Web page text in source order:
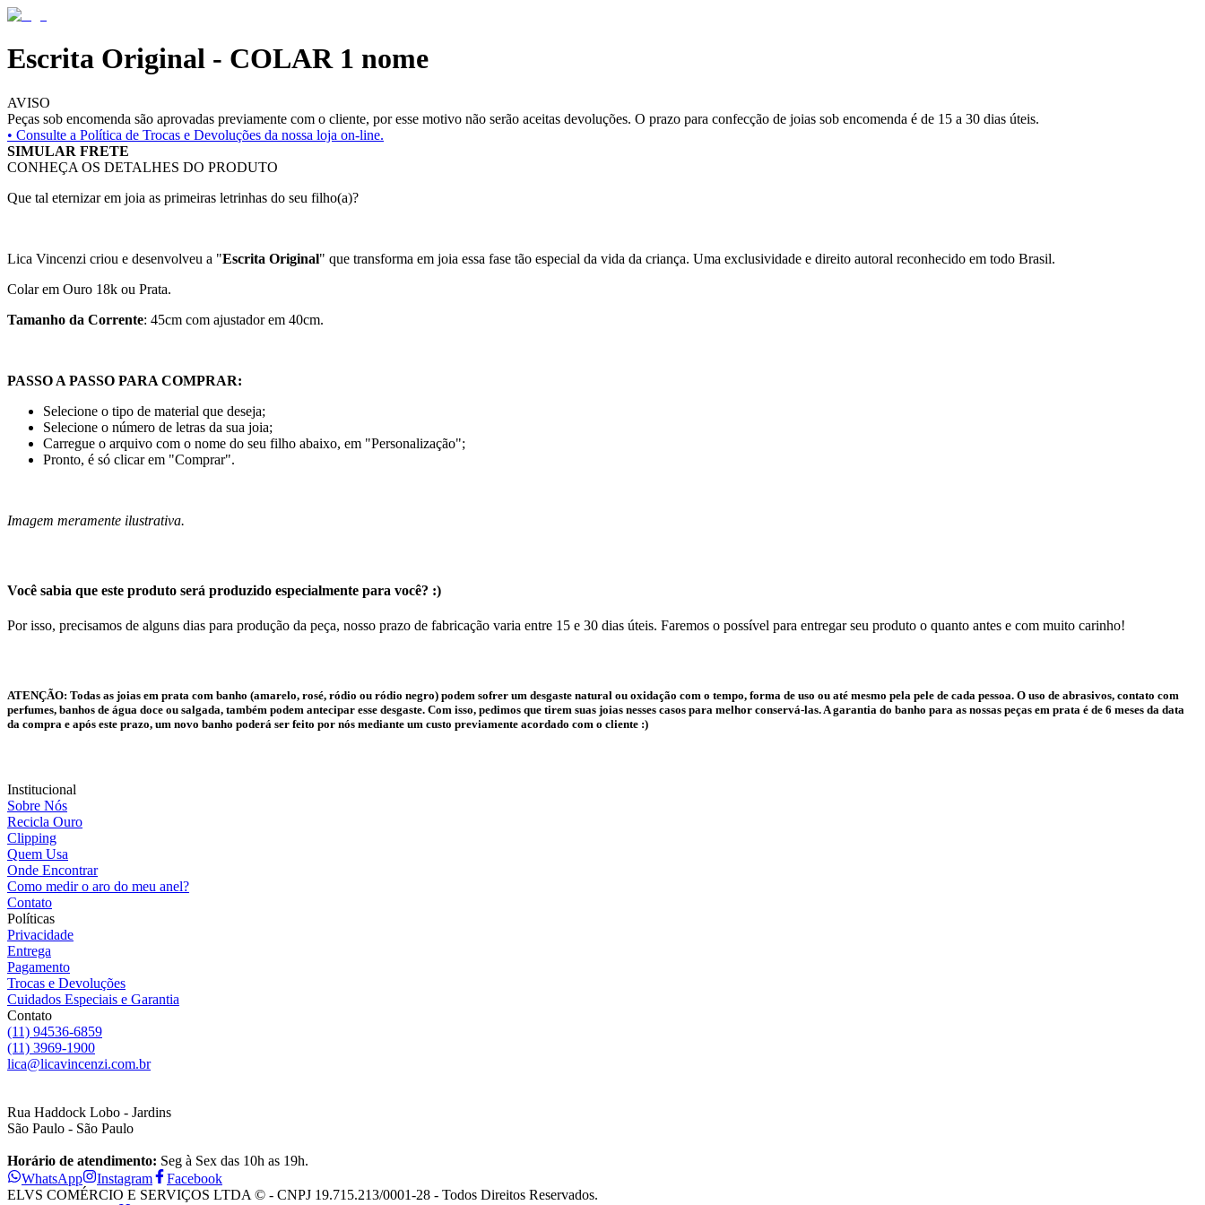
Escrita Original - COLAR 1 nome
AVISO
Peças sob encomenda são aprovadas previamente com o cliente, por esse motivo não serão aceitas devoluções. O prazo para confecção de joias sob encomenda é de 15 a 30 dias úteis.
• Consulte a Política de Trocas e Devoluções da nossa loja on-line.
SIMULAR FRETE
CONHEÇA OS DETALHES DO PRODUTO
Que tal eternizar em joia as primeiras letrinhas do seu filho(a)?
Lica Vincenzi criou e desenvolveu a "Escrita Original" que transforma em joia essa fase tão especial da vida da criança. Uma exclusividade e direito autoral reconhecido em todo Brasil.
Colar em Ouro 18k ou Prata.
Tamanho da Corrente: 45cm com ajustador em 40cm.
PASSO A PASSO PARA COMPRAR:
Selecione o tipo de material que deseja;
Selecione o número de letras da sua joia;
Carregue o arquivo com o nome do seu filho abaixo, em "Personalização";
Pronto, é só clicar em "Comprar".
Imagem meramente ilustrativa.
Você sabia que este produto será produzido especialmente para você? :)
Por isso, precisamos de alguns dias para produção da peça, nosso prazo de fabricação varia entre 15 e 30 dias úteis. Faremos o possível para entregar seu produto o quanto antes e com muito carinho!
ATENÇÃO: Todas as joias em prata com banho (amarelo, rosé, ródio ou ródio negro) podem sofrer um desgaste natural ou oxidação com o tempo, forma de uso ou até mesmo pela pele de cada pessoa. O uso de abrasivos, contato com
perfumes, banhos de água doce ou salgada, também podem antecipar esse desgaste. Com isso, pedimos que tirem suas joias nesses casos para melhor conservá-las. A garantia do banho para as nossas peças em prata é de 6 meses da data
da compra e após este prazo, um novo banho poderá ser feito por nós mediante um custo previamente acordado com o cliente :)
Institucional
Sobre Nós
Recicla Ouro
Clipping
Quem Usa
Onde Encontrar
Como medir o aro do meu anel?
Contato
Políticas
Privacidade
Entrega
Pagamento
Trocas e Devoluções
Cuidados Especiais e Garantia
Contato
(11) 94536-6859
(11) 3969-1900
lica@licavincenzi.com.br
Rua Haddock Lobo - Jardins
São Paulo - São Paulo
Horário de atendimento: Seg à Sex das 10h as 19h.
WhatsApp
Instagram
Facebook
ELVS COMÉRCIO E SERVIÇOS LTDA © - CNPJ 19.715.213/0001-28 - Todos Direitos Reservados.